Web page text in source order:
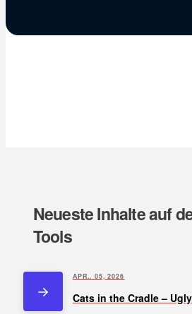
Neueste Inhalte auf
Tools
APR.. 05, 2026
Cats in the Cradle –